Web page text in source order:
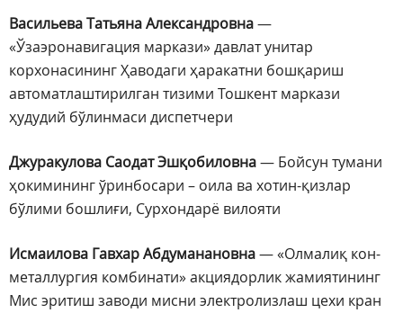
Васильева Татьяна Александровна—
«Ўзаэронавигация маркази» давлат унитар
корхонасининг Ҳаводаги ҳаракатни бошқариш
автоматлаштирилган тизими Тошкент маркази
ҳудудий бўлинмаси диспетчери
Джуракулова Саодат Эшқобиловна— Бойсун тумани
ҳокимининг ўринбосари – оила ва хотин-қизлар
бўлими бошлиғи, Сурхондарё вилояти
Исмаилова Гавхар Абдуманановна— «Олмалиқ кон-
металлургия комбинати» акциядорлик жамиятининг
Мис эритиш заводи мисни электролизлаш цехи кран